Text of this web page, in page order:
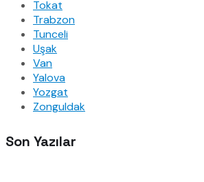
Tokat
Trabzon
Tunceli
Uşak
Van
Yalova
Yozgat
Zonguldak
Son Yazılar